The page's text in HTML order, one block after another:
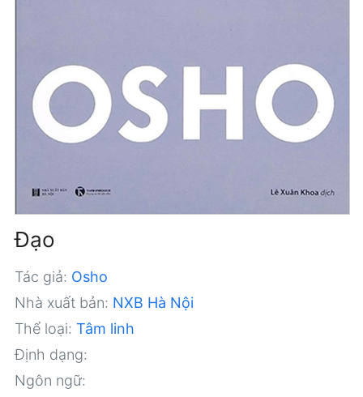
Đạo
Tác giả: Osho
Nhà xuất bản: NXB Hà Nội
Thể loại: Tâm linh
Định dạng:
Ngôn ngữ: